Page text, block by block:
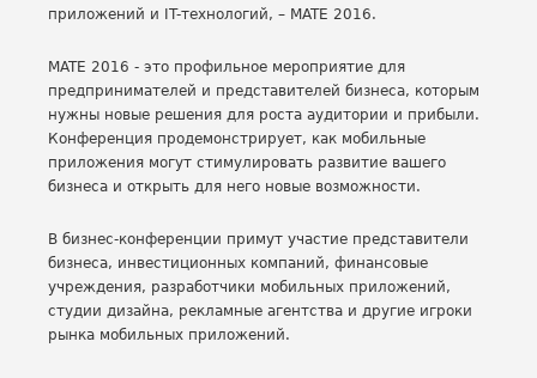
приложений и IT-технологий, – MATE 2016.
MATE 2016 - это профильное мероприятие для
предпринимателей и представителей бизнеса, которым
нужны новые решения для роста аудитории и прибыли.
Конференция продемонстрирует, как мобильные
приложения могут стимулировать развитие вашего
бизнеса и открыть для него новые возможности.
В бизнес-конференции примут участие представители
бизнеса, инвестиционных компаний, финансовые
учреждения, разработчики мобильных приложений,
студии дизайна, рекламные агентства и другие игроки
рынка мобильных приложений.